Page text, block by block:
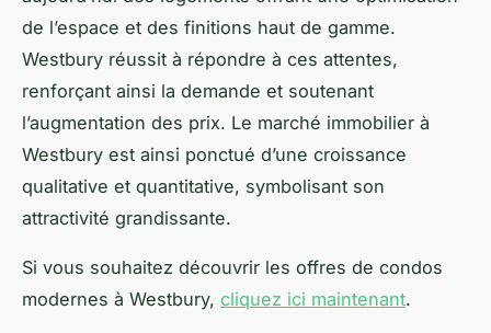
de l’espace et des finitions haut de gamme.
Westbury réussit à répondre à ces attentes,
renforçant ainsi la demande et soutenant
l’augmentation des prix. Le marché immobilier à
Westbury est ainsi ponctué d’une croissance
qualitative et quantitative, symbolisant son
attractivité grandissante.
Si vous souhaitez découvrir les offres de condos
modernes à Westbury, cliquez ici maintenant.